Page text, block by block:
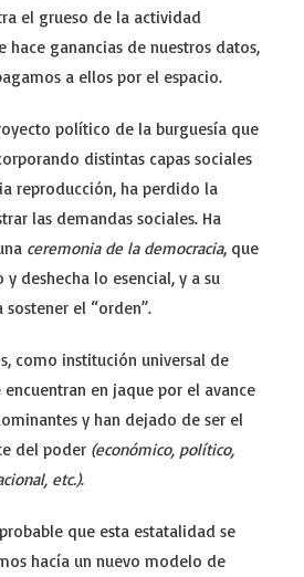
el grueso de la actividad
hace ganancias de nuestros datos,
a ellos por el espacio.
político de la burguesía que
distintas capas sociales
reproducción, ha perdido la
las demandas sociales. Ha
ceremonia de la democracia, que
deshecha lo esencial, y a su
el “orden”.
como institución universal de
en jaque por el avance
y han dejado de ser el
del poder (económico, político,
etc.).
que esta estatalidad se
hacía un nuevo modelo de